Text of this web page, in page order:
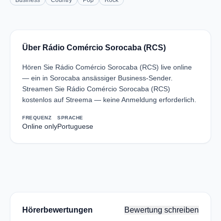
Über Rádio Comércio Sorocaba (RCS)
Hören Sie Rádio Comércio Sorocaba (RCS) live online
— ein in Sorocaba ansässiger Business-Sender.
Streamen Sie Rádio Comércio Sorocaba (RCS)
kostenlos auf Streema — keine Anmeldung erforderlich.
FREQUENZ
Online only
SPRACHE
Portuguese
Hörerbewertungen Bewertung schreiben